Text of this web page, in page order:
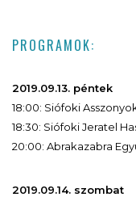
PROGRAMOK:
2019.09.13. péntek
18:00: Siófoki
18:30: Siófoki Jeratel
20:00: Abrakazabra
2019.09.14. szombat